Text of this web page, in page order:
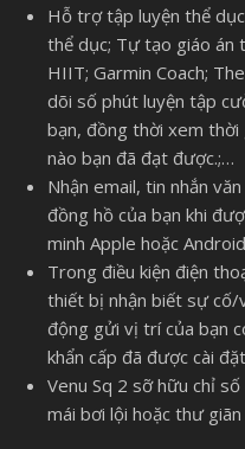
Hỗ trợ tập luyện thể
thể dục; Tự tạo giáo án
HIIT; Garmin Coach;
dõi số phút luyện tập
bạn, đồng thời xem
nào bạn đã đạt được.;…
Nhận email, tin nhắn
đồng hồ của bạn khi
minh Apple hoặc
Trong điều kiện điện
thiết bị nhận biết sự cố/
động gửi vị trí của bạn
khẩn cấp đã được cài
Venu Sq 2 sỡ hữu chỉ
mái bơi lội hoặc thư